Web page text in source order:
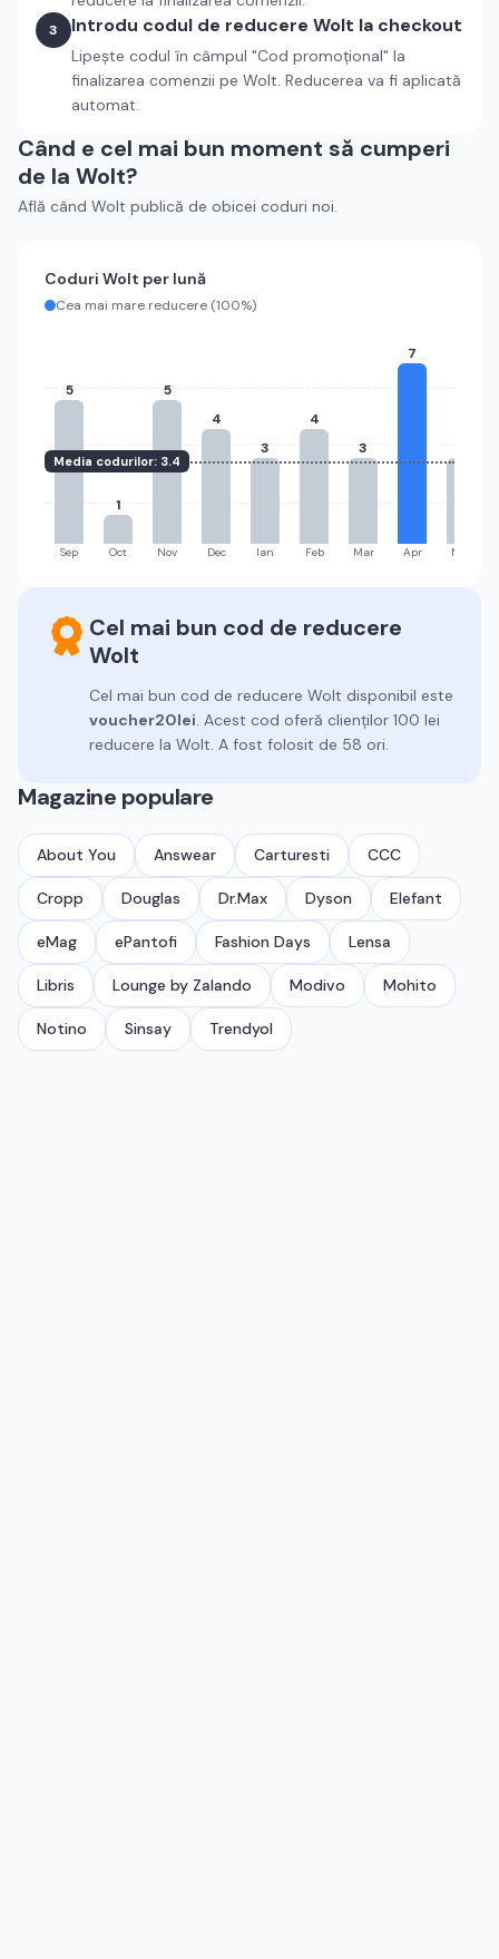
3 Introdu codul de reducere Wolt la checkout
Lipește codul în câmpul "Cod promoțional" la
finalizarea comenzii pe Wolt. Reducerea va fi aplicată
automat.
Când e cel mai bun moment să cumperi
de la Wolt?
Află când Wolt publică de obicei coduri noi.
Coduri Wolt per lună
Cea mai mare reducere (100%)
Media codurilor: 3.4
5
Sep
1
Oct
5
Nov
4
Dec
3
Ian
4
Feb
3
Mar
7
Apr Mai
Cel mai bun cod de reducere
Wolt
Cel mai bun cod de reducere Wolt disponibil este
voucher20lei. Acest cod oferă clienților 100 lei
reducere la Wolt. A fost folosit de 58 ori.
Magazine populare
About You Answear Carturesti CCC
Cropp Douglas Dr.Max Dyson Elefant
eMag ePantofi Fashion Days Lensa
Libris Lounge by Zalando Modivo Mohito
Notino Sinsay Trendyol